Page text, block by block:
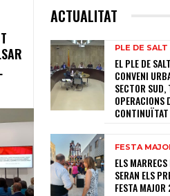
ACTUALITAT
PLE DE SALT
EL PLE DE
CONVENI
SECTOR SUD,
OPERACIONS
FESTA
ELS
SERAN ELS
FESTA